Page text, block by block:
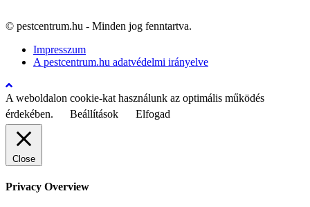
© pestcentrum.hu - Minden jog fenntartva.
Impresszum
A pestcentrum.hu adatvédelmi irányelve
A weboldalon cookie-kat használunk az optimális működés
érdekében.
Beállítások Elfogad
Close
Privacy Overview